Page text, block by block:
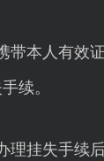
带本人有效
续。
理挂失手续